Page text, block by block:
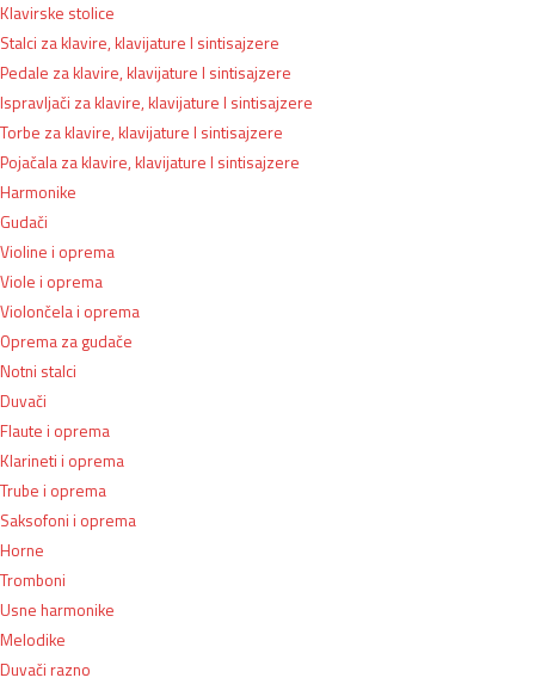
Klavirske stolice
Stalci za klavire, klavijature I sintisajzere
Pedale za klavire, klavijature I sintisajzere
Ispravljači za klavire, klavijature I sintisajzere
Torbe za klavire, klavijature I sintisajzere
Pojačala za klavire, klavijature I sintisajzere
Harmonike
Gudači
Violine i oprema
Viole i oprema
Violončela i oprema
Oprema za gudače
Notni stalci
Duvači
Flaute i oprema
Klarineti i oprema
Trube i oprema
Saksofoni i oprema
Horne
Tromboni
Usne harmonike
Melodike
Duvači razno